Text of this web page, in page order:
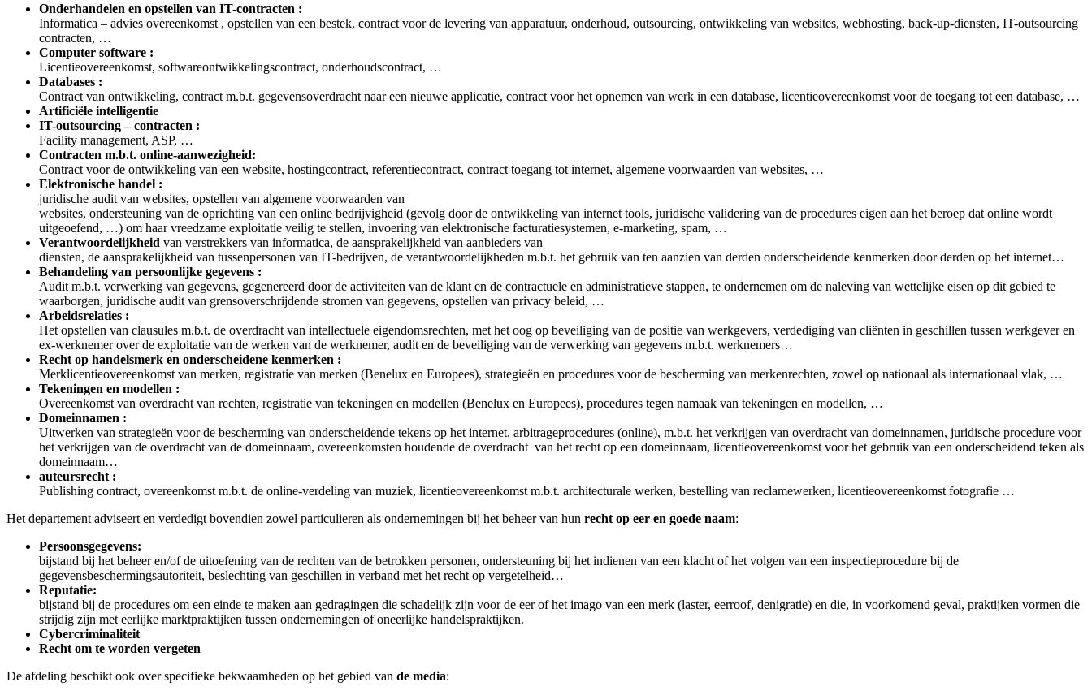
Onderhandelen en opstellen van IT-contracten :
Informatica – advies overeenkomst , opstellen van een bestek, contract voor de levering van apparatuur, onderhoud, outsourcing, ontwikkeling van websites, webhosting, back-up-diensten, IT-outsourcing
contracten, …
Computer software :
Licentieovereenkomst, softwareontwikkelingscontract, onderhoudscontract, …
Databases :
Contract van ontwikkeling, contract m.b.t. gegevensoverdracht naar een nieuwe applicatie, contract voor het opnemen van werk in een database, licentieovereenkomst voor de toegang tot een database, …
Artificiële intelligentie
IT-outsourcing – contracten :
Facility management, ASP, …
Contracten m.b.t. online-aanwezigheid:
Contract voor de ontwikkeling van een website, hostingcontract, referentiecontract, contract toegang tot internet, algemene voorwaarden van websites, …
Elektronische handel :
juridische audit van websites, opstellen van algemene voorwaarden van
websites, ondersteuning van de oprichting van een online bedrijvigheid (gevolg door de ontwikkeling van internet tools, juridische validering van de procedures eigen aan het beroep dat online wordt
uitgeoefend, …) om haar vreedzame exploitatie veilig te stellen, invoering van elektronische facturatiesystemen, e-marketing, spam, …
Verantwoordelijkheid van verstrekkers van informatica, de aansprakelijkheid van aanbieders van
diensten, de aansprakelijkheid van tussenpersonen van IT-bedrijven, de verantwoordelijkheden m.b.t. het gebruik van ten aanzien van derden onderscheidende kenmerken door derden op het internet…
Behandeling van persoonlijke gegevens :
Audit m.b.t. verwerking van gegevens, gegenereerd door de activiteiten van de klant en de contractuele en administratieve stappen, te ondernemen om de naleving van wettelijke eisen op dit gebied te
waarborgen, juridische audit van grensoverschrijdende stromen van gegevens, opstellen van privacy beleid, …
Arbeidsrelaties :
Het opstellen van clausules m.b.t. de overdracht van intellectuele eigendomsrechten, met het oog op beveiliging van de positie van werkgevers, verdediging van cliënten in geschillen tussen werkgever en
ex-werknemer over de exploitatie van de werken van de werknemer, audit en de beveiliging van de verwerking van gegevens m.b.t. werknemers…
Recht op handelsmerk en onderscheidene kenmerken :
Merklicentieovereenkomst van merken, registratie van merken (Benelux en Europees), strategieën en procedures voor de bescherming van merkenrechten, zowel op nationaal als internationaal vlak, …
Tekeningen en modellen :
Overeenkomst van overdracht van rechten, registratie van tekeningen en modellen (Benelux en Europees), procedures tegen namaak van tekeningen en modellen, …
Domeinnamen :
Uitwerken van strategieën voor de bescherming van onderscheidende tekens op het internet, arbitrageprocedures (online), m.b.t. het verkrijgen van overdracht van domeinnamen, juridische procedure voor
het verkrijgen van de overdracht van de domeinnaam, overeenkomsten houdende de overdracht van het recht op een domeinnaam, licentieovereenkomst voor het gebruik van een onderscheidend teken als
domeinnaam…
auteursrecht :
Publishing contract, overeenkomst m.b.t. de online-verdeling van muziek, licentieovereenkomst m.b.t. architecturale werken, bestelling van reclamewerken, licentieovereenkomst fotografie …
Het departement adviseert en verdedigt bovendien zowel particulieren als ondernemingen bij het beheer van hun recht op eer en goede naam:
Persoonsgegevens:
bijstand bij het beheer en/of de uitoefening van de rechten van de betrokken personen, ondersteuning bij het indienen van een klacht of het volgen van een inspectieprocedure bij de
gegevensbeschermingsautoriteit, beslechting van geschillen in verband met het recht op vergetelheid…
Reputatie:
bijstand bij de procedures om een einde te maken aan gedragingen die schadelijk zijn voor de eer of het imago van een merk (laster, eerroof, denigratie) en die, in voorkomend geval, praktijken vormen die
strijdig zijn met eerlijke marktpraktijken tussen ondernemingen of oneerlijke handelspraktijken.
Cybercriminaliteit
Recht om te worden vergeten
De afdeling beschikt ook over specifieke bekwaamheden op het gebied van de media: